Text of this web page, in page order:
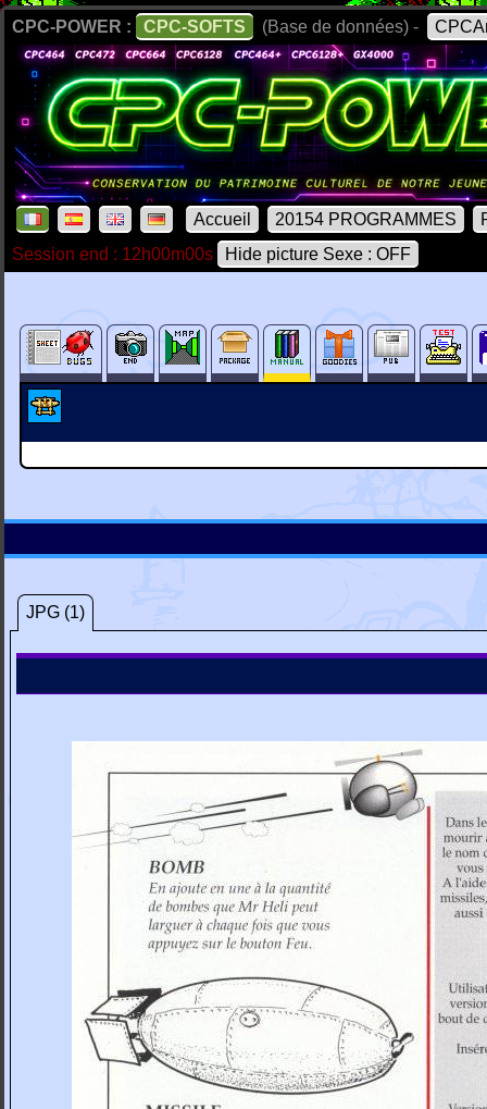
CPC-POWER : CPC-SOFTS (Base de données) -
Accueil 20154 PROGRAMMES
Session end : 12h00m00s
Hide picture Sexe : OFF
JPG (1)